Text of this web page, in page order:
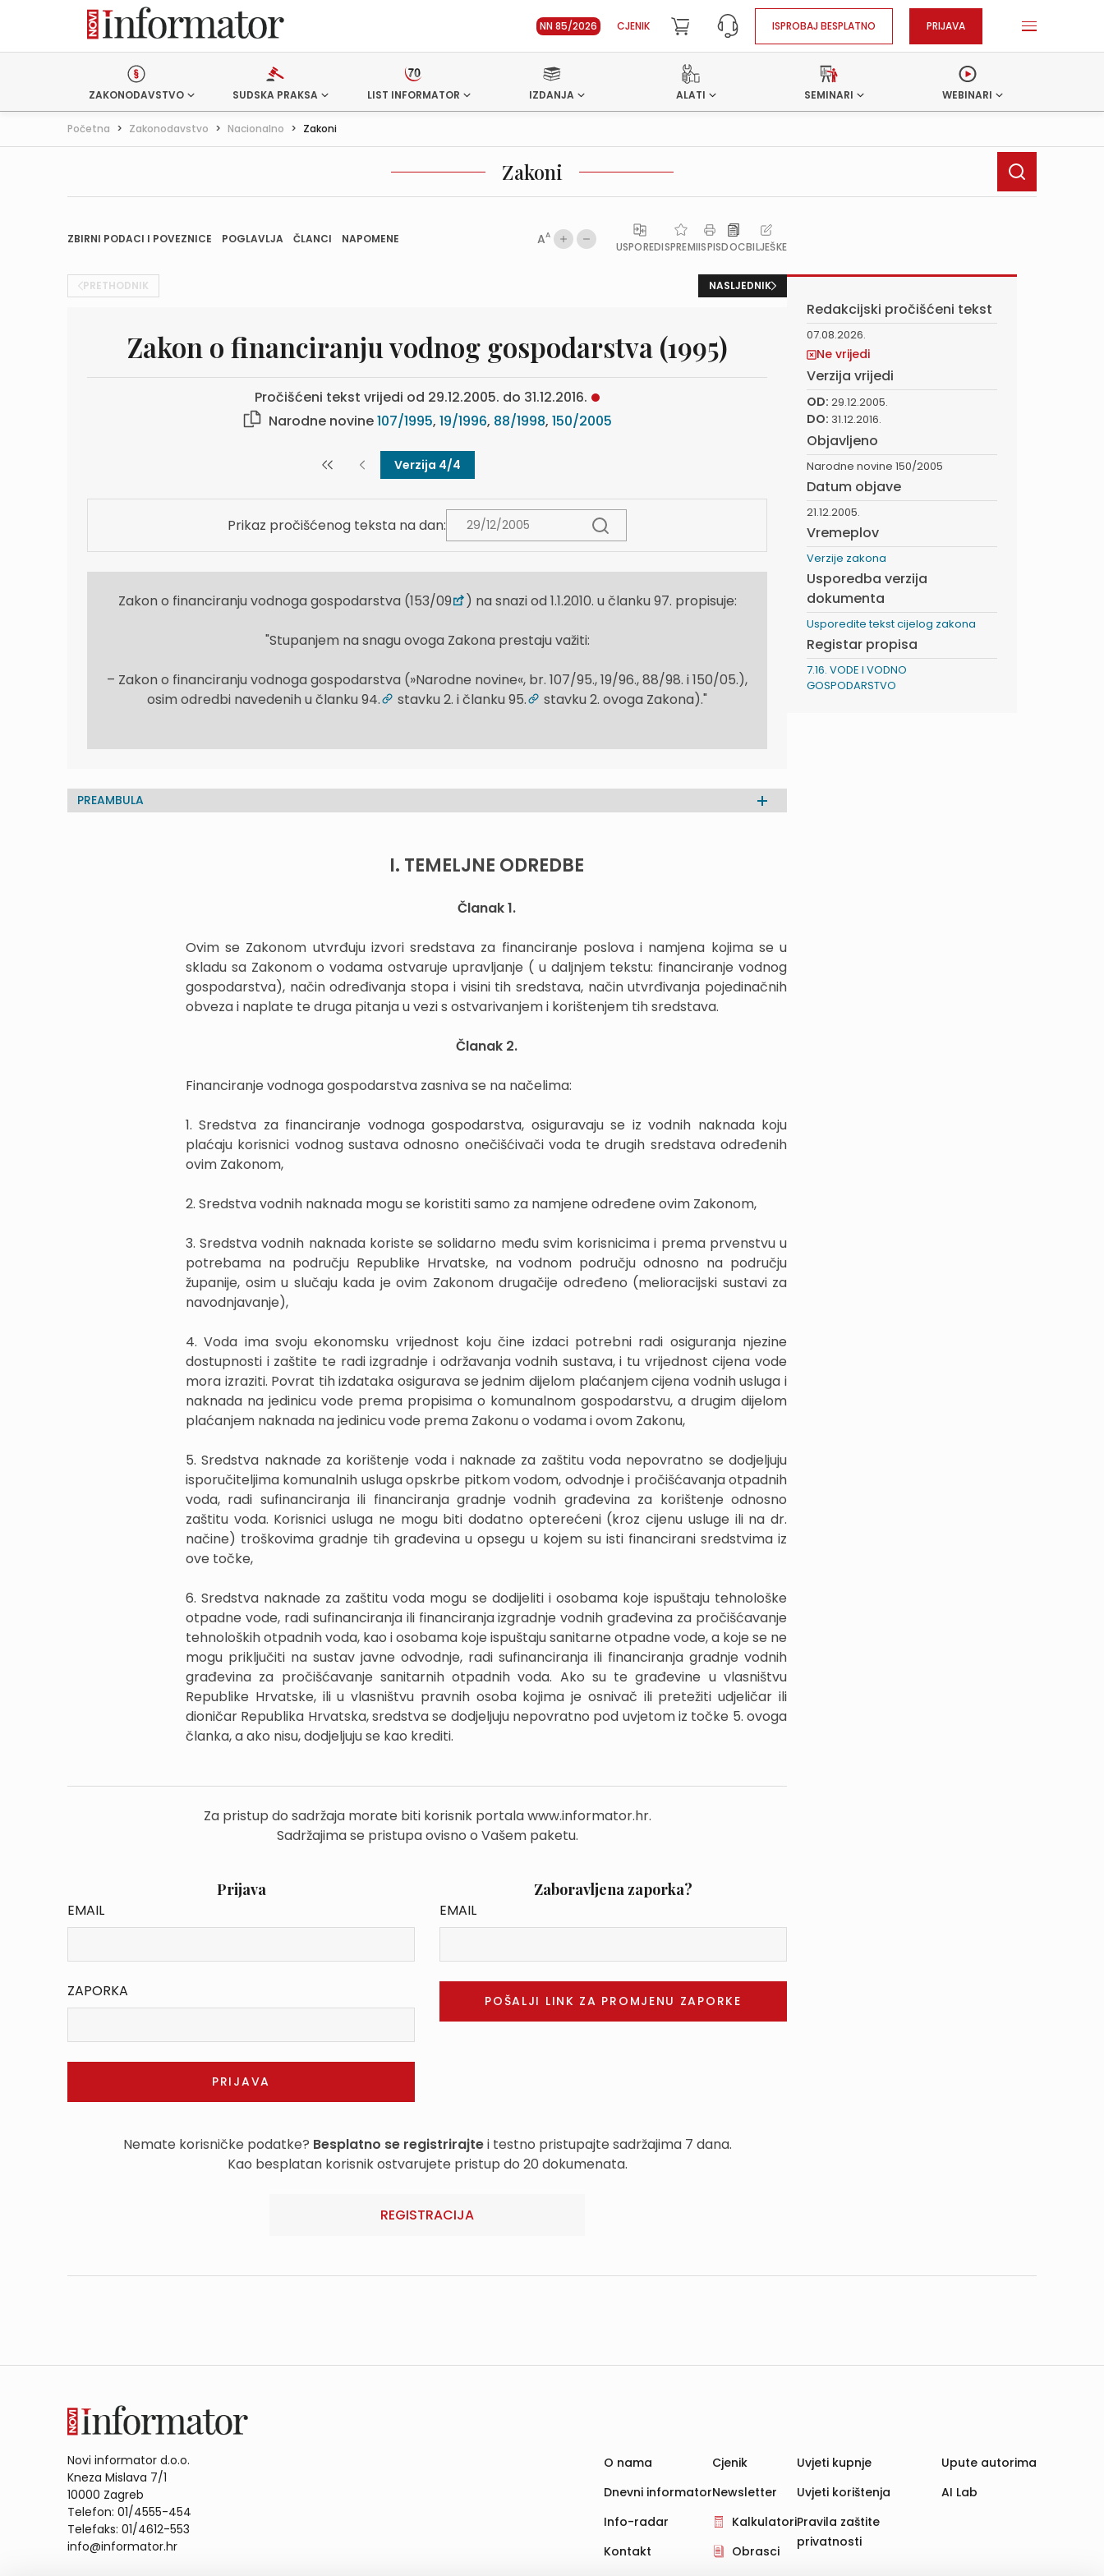
NN 85/2026 CJENIK ISPROBAJ BESPLATNO PRIJAVA
ZAKONODAVSTVO SUDSKA PRAKSA LIST INFORMATOR IZDANJA ALATI SEMINARI WEBINARI
Početna > Zakonodavstvo > Nacionalno > Zakoni
Zakoni
ZBIRNI PODACI I POVEZNICE POGLAVLJA ČLANCI NAPOMENE AA
USPOREDISPREMIISPISDOCBILJEŠKE
PRETHODNIK NASLJEDNIK
Zakon o financiranju vodnog gospodarstva (1995)
Pročišćeni tekst vrijedi od 29.12.2005. do 31.12.2016.
Narodne novine107/1995, 19/1996, 88/1998, 150/2005
Verzija 4/4
Prikaz pročišćenog teksta na dan:
Zakon o financiranju vodnoga gospodarstva (153/09 ) na snazi od 1.1.2010. u članku 97. propisuje:
"Stupanjem na snagu ovoga Zakona prestaju važiti:
– Zakon o financiranju vodnoga gospodarstva (»Narodne novine«, br. 107/95., 19/96., 88/98. i 150/05.),
osim odredbi navedenih u članku 94.
stavku 2. i članku 95. stavku 2. ovoga Zakona)."
PREAMBULA
I. TEMELJNE ODREDBE
Članak 1.
Ovim se Zakonom utvrđuju izvori sredstava za financiranje poslova i namjena kojima se u
skladu sa Zakonom o vodama ostvaruje upravljanje ( u daljnjem tekstu: financiranje vodnog
gospodarstva), način određivanja stopa i visini tih sredstava, način utvrđivanja pojedinačnih
obveza i naplate te druga pitanja u vezi s ostvarivanjem i korištenjem tih sredstava.
Članak 2.
Financiranje vodnoga gospodarstva zasniva se na načelima:
1. Sredstva za financiranje vodnoga gospodarstva, osiguravaju se iz vodnih naknada koju
plaćaju korisnici vodnog sustava odnosno onečišćivači voda te drugih sredstava određenih
ovim Zakonom,
2. Sredstva vodnih naknada mogu se koristiti samo za namjene određene ovim Zakonom,
3. Sredstva vodnih naknada koriste se solidarno među svim korisnicima i prema prvenstvu u
potrebama na području Republike Hrvatske, na vodnom području odnosno na području
županije, osim u slučaju kada je ovim Zakonom drugačije određeno (melioracijski sustavi za
navodnjavanje),
4. Voda ima svoju ekonomsku vrijednost koju čine izdaci potrebni radi osiguranja njezine
dostupnosti i zaštite te radi izgradnje i održavanja vodnih sustava, i tu vrijednost cijena vode
mora izraziti. Povrat tih izdataka osigurava se jednim dijelom plaćanjem cijena vodnih usluga i
naknada na jedinicu vode prema propisima o komunalnom gospodarstvu, a drugim dijelom
plaćanjem naknada na jedinicu vode prema Zakonu o vodama i ovom Zakonu,
5. Sredstva naknade za korištenje voda i naknade za zaštitu voda nepovratno se dodjeljuju
isporučiteljima komunalnih usluga opskrbe pitkom vodom, odvodnje i pročišćavanja otpadnih
voda, radi sufinanciranja ili financiranja gradnje vodnih građevina za korištenje odnosno
zaštitu voda. Korisnici usluga ne mogu biti dodatno opterećeni (kroz cijenu usluge ili na dr.
načine) troškovima gradnje tih građevina u opsegu u kojem su isti financirani sredstvima iz
ove točke,
6. Sredstva naknade za zaštitu voda mogu se dodijeliti i osobama koje ispuštaju tehnološke
otpadne vode, radi sufinanciranja ili financiranja izgradnje vodnih građevina za pročišćavanje
tehnoloških otpadnih voda, kao i osobama koje ispuštaju sanitarne otpadne vode, a koje se ne
mogu priključiti na sustav javne odvodnje, radi sufinanciranja ili financiranja gradnje vodnih
građevina za pročišćavanje sanitarnih otpadnih voda. Ako su te građevine u vlasništvu
Republike Hrvatske, ili u vlasništvu pravnih osoba kojima je osnivač ili pretežiti udjeličar ili
dioničar Republika Hrvatska, sredstva se dodjeljuju nepovratno pod uvjetom iz točke 5. ovoga
članka, a ako nisu, dodjeljuju se kao krediti.
Za pristup do sadržaja morate biti korisnik portala www.informator.hr.
Sadržajima se pristupa ovisno o Vašem paketu.
Prijava
EMAIL
ZAPORKA
Zaboravljena zaporka?
EMAIL
Nemate korisničke podatke? Besplatno se registrirajtei testno pristupajte sadržajima 7 dana.
Kao besplatan korisnik ostvarujete pristup do 20 dokumenata.
REGISTRACIJA
Redakcijski pročišćeni tekst
07.08.2026.
Ne vrijedi
Verzija vrijedi
OD: 29.12.2005.
DO: 31.12.2016.
Objavljeno
Narodne novine 150/2005
Datum objave
21.12.2005.
Vremeplov
Verzije zakona
Usporedba verzija
dokumenta
Usporedite tekst cijelog zakona
Registar propisa
7.16. VODE I VODNO
GOSPODARSTVO
Novi informator d.o.o.
Kneza Mislava 7/1
10000 Zagreb
Telefon: 01/4555-454
Telefaks: 01/4612-553
info@informator.hr
O nama
Dnevni informator
Info-radar
Kontakt
Cjenik
Newsletter
Kalkulatori
Obrasci
Uvjeti kupnje
Uvjeti korištenja
Pravila zaštite
privatnosti
Upute autorima
AI Lab